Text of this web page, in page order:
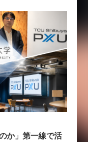
か」第一線で活